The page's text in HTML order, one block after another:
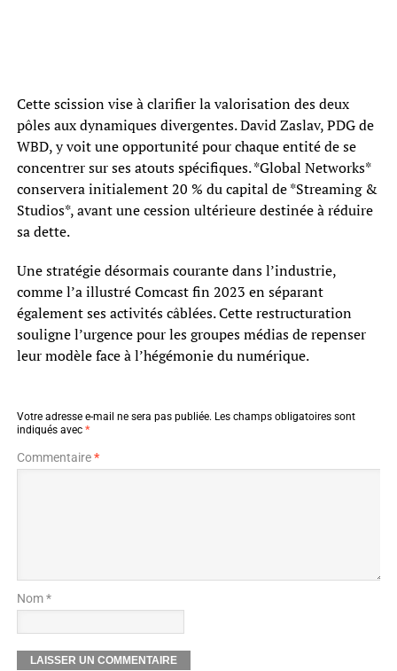
Cette scission vise à clarifier la valorisation des deux
pôles aux dynamiques divergentes. David Zaslav, PDG de
WBD, y voit une opportunité pour chaque entité de se
concentrer sur ses atouts spécifiques. *Global Networks*
conservera initialement 20 % du capital de *Streaming &
Studios*, avant une cession ultérieure destinée à réduire
sa dette.
Une stratégie désormais courante dans l’industrie,
comme l’a illustré Comcast fin 2023 en séparant
également ses activités câblées. Cette restructuration
souligne l’urgence pour les groupes médias de repenser
leur modèle face à l’hégémonie du numérique.
Votre adresse e-mail ne sera pas publiée. Les champs obligatoires sont
indiqués avec *
Commentaire*
Nom *